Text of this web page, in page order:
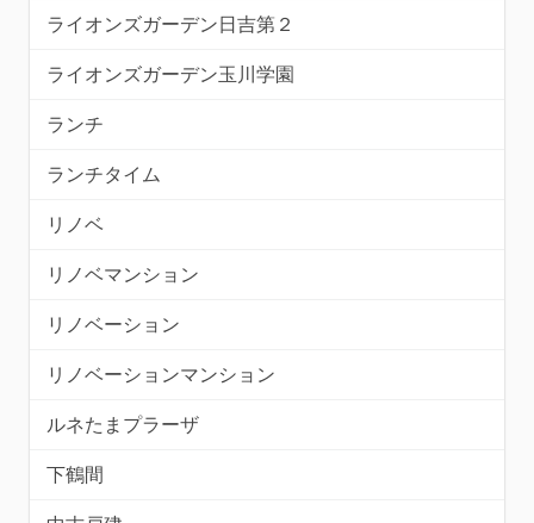
ライオンズガーデン日吉第２
ライオンズガーデン玉川学園
ランチ
ランチタイム
リノベ
リノベマンション
リノベーション
リノベーションマンション
ルネたまプラーザ
下鶴間